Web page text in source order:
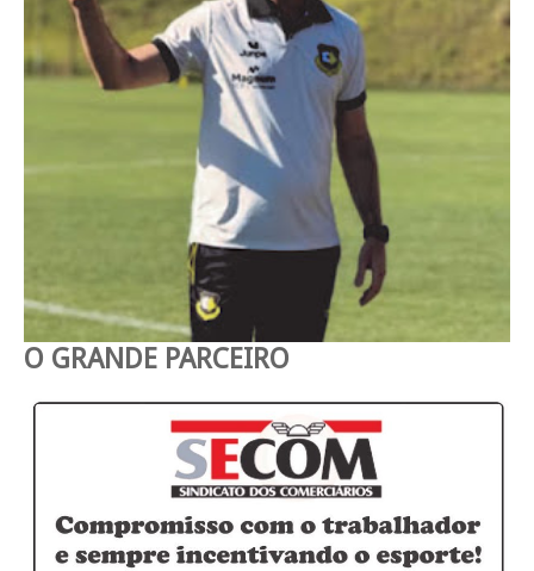
O GRANDE PARCEIRO